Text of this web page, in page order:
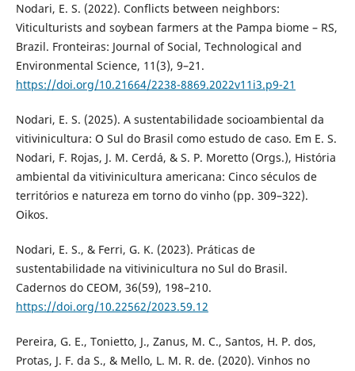
Nodari, E. S. (2022). Conflicts between neighbors:
Viticulturists and soybean farmers at the Pampa biome – RS,
Brazil. Fronteiras: Journal of Social, Technological and
Environmental Science, 11(3), 9–21.
https://doi.org/10.21664/2238-8869.2022v11i3.p9-21
Nodari, E. S. (2025). A sustentabilidade socioambiental da
vitivinicultura: O Sul do Brasil como estudo de caso. Em E. S.
Nodari, F. Rojas, J. M. Cerdá, & S. P. Moretto (Orgs.), História
ambiental da vitivinicultura americana: Cinco séculos de
territórios e natureza em torno do vinho (pp. 309–322).
Oikos.
Nodari, E. S., & Ferri, G. K. (2023). Práticas de
sustentabilidade na vitivinicultura no Sul do Brasil.
Cadernos do CEOM, 36(59), 198–210.
https://doi.org/10.22562/2023.59.12
Pereira, G. E., Tonietto, J., Zanus, M. C., Santos, H. P. dos,
Protas, J. F. da S., & Mello, L. M. R. de. (2020). Vinhos no